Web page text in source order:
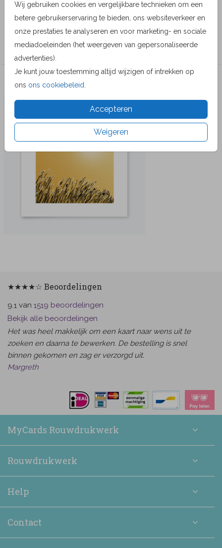
Wij gebruiken cookies en vergelijkbare technieken om een
betere gebruikerservaring te bieden, ons websiteverkeer en
onze prestaties te analyseren en voor marketing- en sociale
mediadoeleinden (het weergeven van gepersonaliseerde
advertenties).
Je kunt jouw toestemming altijd wijzigen of intrekken op
ons ons cookiebeleid
Accepteren
Weigeren
Paula Gerritsen
Collectie
Paula Gerritsen
Veel gekozen producten
★★★★☆ Beoordelingen
9.1 van 1519 beoordelingen
Bekijk alle beoordelingen
Het was heel makkelijk om een kaart naar wens uit te
zoeken en daarna te bewerken. De bestelling is snel
binnen gekomen en zag er verzorgd uit.
Margreth
MyCards Rouwdrukwerk
Rouwdrukwerk
Help
Contact